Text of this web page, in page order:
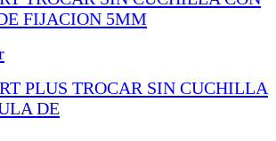
FIJACION 5MM
PLUS TROCAR SIN CUCHILLA
DE